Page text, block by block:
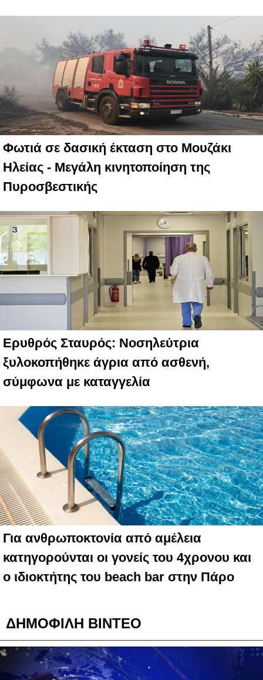
Φωτιά σε δασική έκταση στο Μουζάκι
Ηλείας - Μεγάλη κινητοποίηση της
Πυροσβεστικής
Ερυθρός Σταυρός: Νοσηλεύτρια
ξυλοκοπήθηκε άγρια από ασθενή,
σύμφωνα με καταγγελία
Για ανθρωποκτονία από αμέλεια
κατηγορούνται οι γονείς του 4χρονου και
ο ιδιοκτήτης του beach bar στην Πάρο
ΔΗΜΟΦΙΛΗ ΒΙΝΤΕΟ